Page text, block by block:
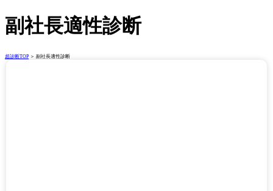
副社長適性診断
超診断TOP ＞ 副社長適性診断